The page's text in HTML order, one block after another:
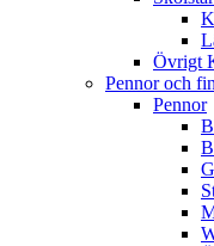
Övrigt
Pennor och
Pennor